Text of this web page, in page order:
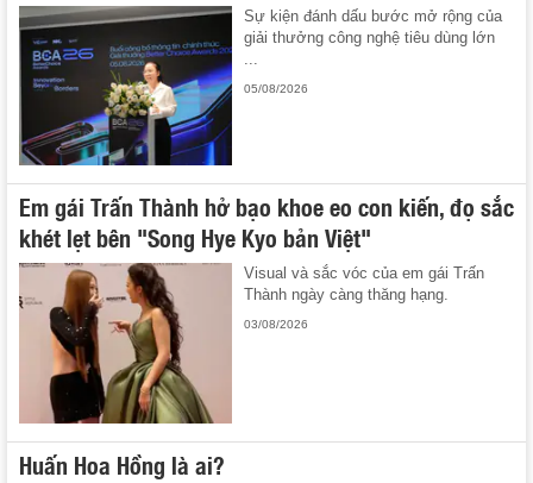
Sự kiện đánh dấu bước mở rộng của
giải thưởng công nghệ tiêu dùng lớn
...
05/08/2026
Em gái Trấn Thành hở bạo khoe eo con kiến, đọ sắc
khét lẹt bên "Song Hye Kyo bản Việt"
Visual và sắc vóc của em gái Trấn
Thành ngày càng thăng hạng.
03/08/2026
Huấn Hoa Hồng là ai?